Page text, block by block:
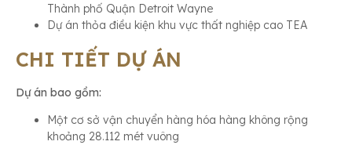
Thành phố Quận Detroit Wayne
Dự án thỏa điều kiện khu vực thất nghiệp cao TEA
CHI TIẾT DỰ ÁN
Dự án bao gồm:
Một cơ sở vận chuyển hàng hóa hàng không rộng
khoảng 28.112 mét vuông